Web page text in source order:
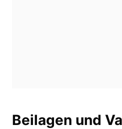
Beilagen und